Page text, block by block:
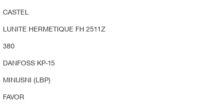
CASTEL
LUNITE HERMETIQUE FH 2511Z
380
DANFOSS KP-15
MINUSNI (LBP)
FAVOR